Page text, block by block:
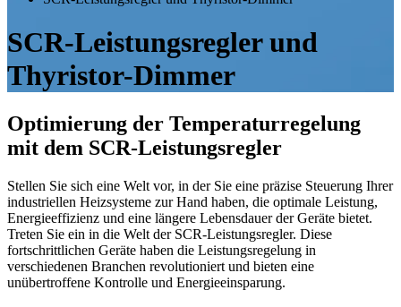
SCR-Leistungsregler und
Thyristor-Dimmer
Optimierung der Temperaturregelung
mit dem SCR-Leistungsregler
Stellen Sie sich eine Welt vor, in der Sie eine präzise Steuerung Ihrer
industriellen Heizsysteme zur Hand haben, die optimale Leistung,
Energieeffizienz und eine längere Lebensdauer der Geräte bietet.
Treten Sie ein in die Welt der SCR-Leistungsregler. Diese
fortschrittlichen Geräte haben die Leistungsregelung in
verschiedenen Branchen revolutioniert und bieten eine
unübertroffene Kontrolle und Energieeinsparung.